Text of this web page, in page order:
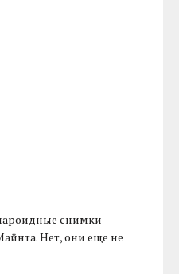
снимки
Нет, они еще не